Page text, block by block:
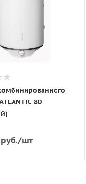
80
/шт